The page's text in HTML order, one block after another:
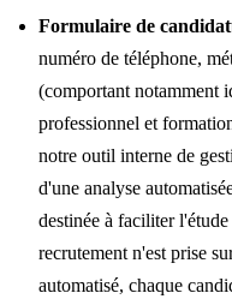
Formulaire de
numéro de téléphone,
(comportant notamment
professionnel et
notre outil interne de
d'une analyse
destinée à faciliter
recrutement n'est prise
automatisé, chaque